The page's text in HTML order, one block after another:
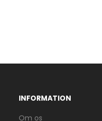
INFORMATION
Om os